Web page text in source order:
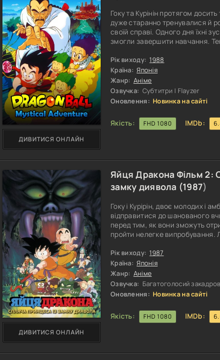
Гоку та Курінін протягом
дуже старанно тренувалися й
своїй справі. Одного дня їхні
змогли завершити навчання.
змагання є молодий імператор,
підозрював, що насправді його
Рік виходу: 1988
Країна: Японія
Жанр: Аніме
Озвучка: Субтитри | Flayzer
Оновлення: Новинка на сайті
Якість: FHD 1080 IMDb:
ДИВИТИСЯ ОНЛАЙН
Яйця Дракона Фільм 2:
замку диявола (1987)
Гоку і Курірін, двоє молодих і
відправитися до шанованого
перед тим, як вони зможуть
пройти нелегке випробування.
Принцесі, загадковій дівчині,
вважається символом
Рік виходу: 1987
Країна: Японія
Жанр: Аніме
Озвучка: Багатоголосий
Оновлення: Новинка на сайті
Якість: FHD 1080 IMDb:
ДИВИТИСЯ ОНЛАЙН